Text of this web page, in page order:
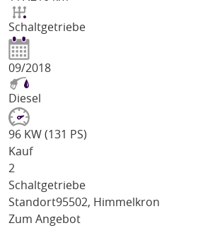
Schaltgetriebe
09/2018
Diesel
96 KW (131 PS)
Kauf
2
Schaltgetriebe
Standort95502, Himmelkron
Zum Angebot